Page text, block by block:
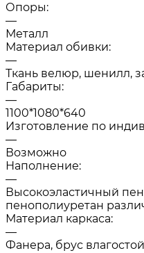
Опоры:
—
Металл
Материал обивки:
—
Ткань велюр, шенилл,
Габариты:
—
1100*1080*640
Изготовление по
—
Возможно
Наполнение:
—
Высокоэластичный
пенополиуретан
Материал каркаса:
—
Фанера, брус